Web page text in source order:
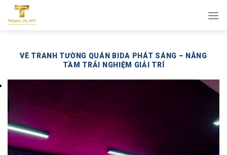
qua
VẼ TRANH TƯỜNG QUÁN BIDA PHÁT SÁNG – NÂNG
TẦM TRẢI NGHIỆM GIẢI TRÍ